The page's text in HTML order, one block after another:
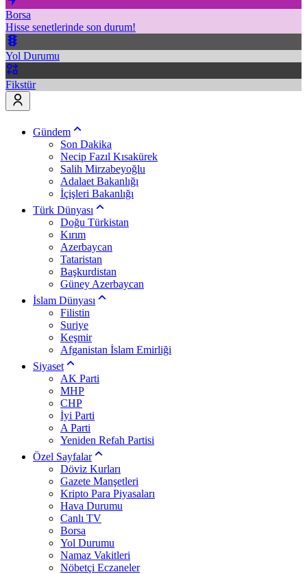
Borsa
Hisse senetlerinde son durum!
Yol Durumu
Fikstür
Gündem
Son Dakika
Necip Fazıl Kısakürek
Salih Mirzabeyoğlu
Adalaet Bakanlığı
İçişleri Bakanlığı
Türk Dünyası
Doğu Türkistan
Kırım
Azerbaycan
Tataristan
Başkurdistan
Güney Azerbaycan
İslam Dünyası
Filistin
Suriye
Keşmir
Afganistan İslam Emirliği
Siyaset
AK Parti
MHP
CHP
İyi Parti
A Parti
Yeniden Refah Partisi
Özel Sayfalar
Döviz Kurları
Gazete Manşetleri
Kripto Para Piyasaları
Hava Durumu
Canlı TV
Borsa
Yol Durumu
Namaz Vakitleri
Nöbetçi Eczaneler